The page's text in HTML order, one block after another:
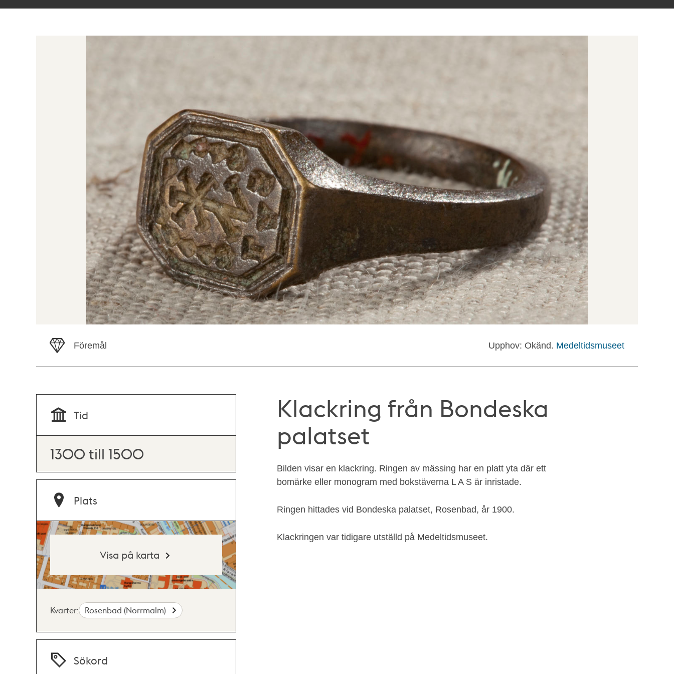
Föremål Upphov: Okänd. Medeltidsmuseet
Klackring från Bondeska
palatset
Bilden visar en klackring. Ringen av mässing har en platt yta där ett
bomärke eller monogram med bokstäverna L A S är inristade.
Ringen hittades vid Bondeska palatset, Rosenbad, år 1900.
Klackringen var tidigare utställd på Medeltidsmuseet.
Tid
1300 till 1500
Plats
Visa på karta
Kvarter: Rosenbad (Norrmalm)
Sökord